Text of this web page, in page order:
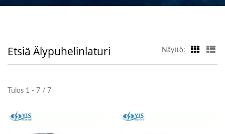
Etsiä Älypuhelinlaturi Näyttö:
Tulos 1 - 7 / 7